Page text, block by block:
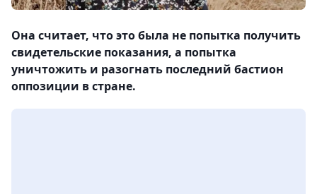
Она считает, что это была не попытка получить
свидетельские показания, а попытка
уничтожить и разогнать последний бастион
оппозиции в стране.